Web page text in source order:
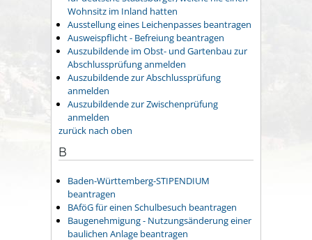
Wohnsitz im Inland hatten
Ausstellung eines Leichenpasses beantragen
Ausweispflicht - Befreiung beantragen
Auszubildende im Obst- und Gartenbau zur
Abschlussprüfung anmelden
Auszubildende zur Abschlussprüfung
anmelden
Auszubildende zur Zwischenprüfung
anmelden
zurück nach oben
B
Baden-Württemberg-STIPENDIUM
beantragen
BAföG für einen Schulbesuch beantragen
Baugenehmigung - Nutzungsänderung einer
baulichen Anlage beantragen